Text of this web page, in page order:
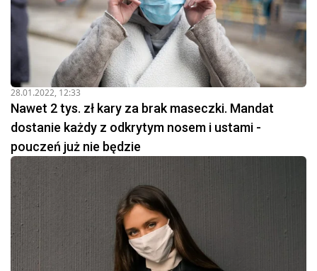
28.01.2022, 12:33
Nawet 2 tys. zł kary za brak maseczki. Mandat
dostanie każdy z odkrytym nosem i ustami -
pouczeń już nie będzie